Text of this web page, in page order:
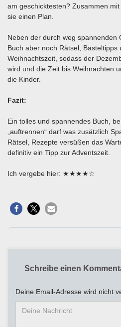
am geschicktesten? Zusammen
sie einen Plan.
Neben der durch weg spannenden
Buch aber noch Rätsel, Basteltipps
Weihnachtszeit, sodass der
wird und die Zeit bis Weihnachten
die Kinder.
Fazit:
Ein tolles und spannendes Buch,
„auftrennen“ darf was zusätzlich
Rätsel, Rezepte versüßen das
definitiv ein Tipp zur Adventszeit.
Ich vergebe hier: ★★★★☆
Schreibe einen
Deine Email-Adresse wird nicht